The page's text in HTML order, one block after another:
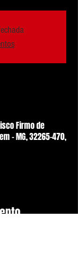
Firmo de
- MG, 32265-470,